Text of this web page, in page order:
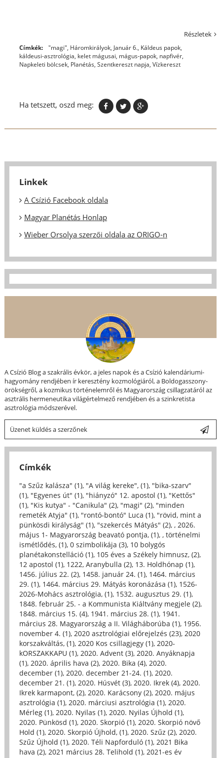
Részletek
Címkék: "magi", Háromkirályok, Január 6., Káldeus papok,
káldeusi-asztrológia, kelet mágusai, mágus-papok, napfivér,
Napkeleti bölcsek, Planétás, Szentkereszt napja, Vízkereszt
Ha tetszett, oszd meg:
Linkek
A Csízió Facebook oldala
Magyar Planétás Honlap
Wieber Orsolya szerzői oldala az ORIGO-n
A Csízió Blog a szakrális évkör, a jeles napok és a Csízió kalendáriumi-
hagyomány rendjében ír keresztény kozmológiáról, a Boldogasszony-
örökségről, a kozmikus történelemről és Magyarország csillagzatáról az
asztrális hermeneutika világértelmező rendjében és a szinkretista
asztrológia módszerével.
Üzenet küldés a szerzőnek
Címkék
"a Szűz kalásza" (1), "A világ kereke", (1), "bika-szarv"
(1), "Egyenes út" (1), "hiányzó" 12. apostol (1), "Kettős"
(1), "Kis kutya" - "Canikula" (2), "magi" (2), "minden
remeték Atyja" (1), "rontó-bontó" Luca (1), "rövid, mint a
pünkösdi királyság" (1), "szekercés Mátyás" (2), , 2026.
május 1- Magyarország beavató pontja, (1), , történelmi
ismétlődés, (1), 0 szimbolikája (3), 10 bolygós
planétakonstelláció (1), 105 éves a Székely himnusz, (2),
12 apostol (1), 1222, Aranybulla (2), 13. Holdhónap (1),
1456. július 22. (2), 1458. január 24. (1), 1464. március
29. (1), 1464. március 29. Mátyás koronázása (1), 1526-
2026-Mohács asztrológia, (1), 1532. augusztus 29. (1),
1848. február 25. - a Kommunista Kiáltvány megjele (2),
1848. március 15. (4), 1941. március 28. (1), 1941.
március 28. Magyarország a II. Világháborúba (1), 1956.
november 4. (1), 2020 asztrológiai előrejelzés (23), 2020
korszakváltás, (1), 2020 Kos csillagjegy (1), 2020-
kORSZAKKAPU (1), 2020. Advent (3), 2020. Anyáknapja
(1), 2020. április hava (2), 2020. Bika (4), 2020.
december (1), 2020. december 21-24. (1), 2020.
december 21. (1), 2020. Húsvét (3), 2020. Ikrek (4), 2020.
Ikrek karmapont, (2), 2020. Karácsony (2), 2020. május
asztrológia (1), 2020. márciusi asztrológia (1), 2020.
Mérleg (1), 2020. Nyilas (1), 2020. Nyilas Újhold (1),
2020. Pünkösd (1), 2020. Skorpió (1), 2020. Skorpió növő
Hold (1), 2020. Skorpió Újhold, (1), 2020. Szűz (2), 2020.
Szűz Újhold (1), 2020. Téli Napforduló (1), 2021 Bika
hava (2), 2021 március 28. Telihold (1), 2021-es év